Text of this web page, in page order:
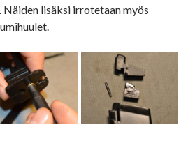
lisäksi irrotetaan myös